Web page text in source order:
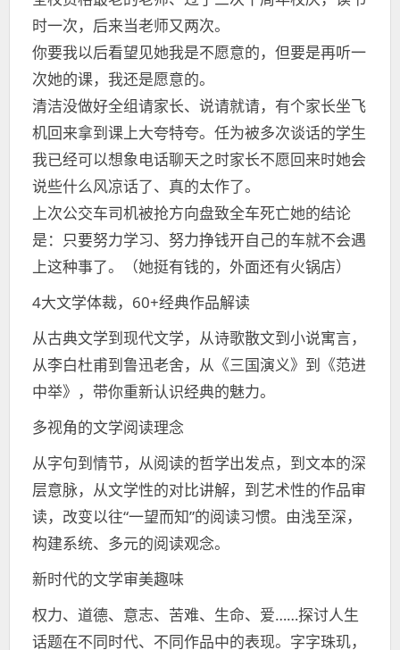
时一次，后来当老师又两次。
你要我以后看望见她我是不愿意的，但要是再听一
次她的课，我还是愿意的。
清洁没做好全组请家长、说请就请，有个家长坐飞
机回来拿到课上大夸特夸。任为被多次谈话的学生
我已经可以想象电话聊天之时家长不愿回来时她会
说些什么风凉话了、真的太作了。
上次公交车司机被抢方向盘致全车死亡她的结论
是：只要努力学习、努力挣钱开自己的车就不会遇
上这种事了。（她挺有钱的，外面还有火锅店）
4大文学体裁，60+经典作品解读
从古典文学到现代文学，从诗歌散文到小说寓言，
从李白杜甫到鲁迅老舍，从《三国演义》到《范进
中举》，带你重新认识经典的魅力。
多视角的文学阅读理念
从字句到情节，从阅读的哲学出发点，到文本的深
层意脉，从文学性的对比讲解，到艺术性的作品审
读，改变以往“一望而知”的阅读习惯。由浅至深，
构建系统、多元的阅读观念。
新时代的文学审美趣味
权力、道德、意志、苦难、生命、爱……探讨人生
话题在不同时代、不同作品中的表现。字字珠玑，